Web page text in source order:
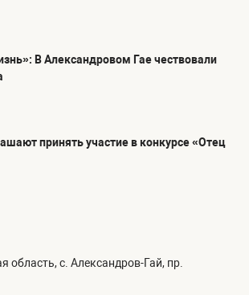
В Александровом Гае чествовали
принять участие в конкурсе «Отец
область, с. Александров-Гай, пр.